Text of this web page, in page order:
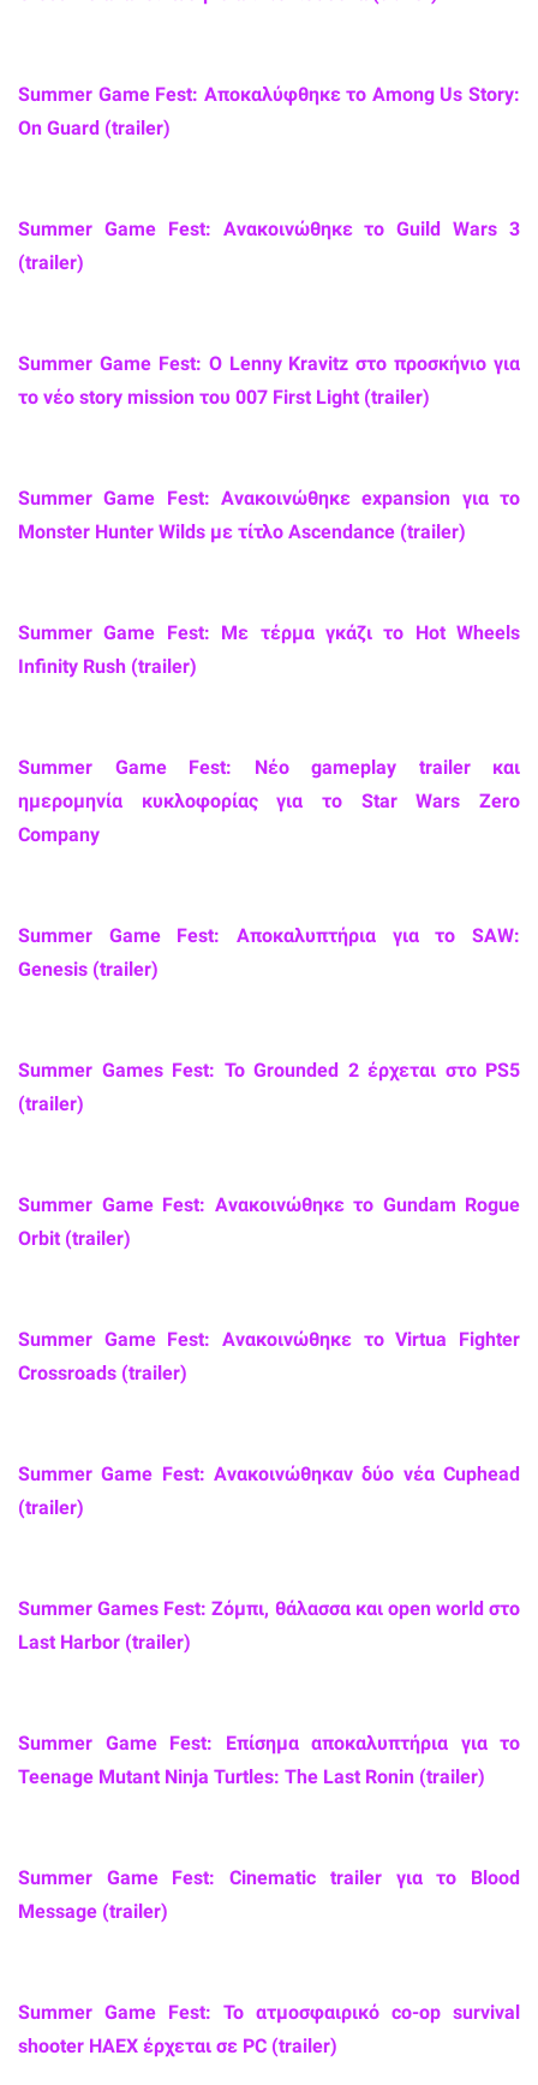
Summer Game Fest: Αποκαλύφθηκε το Among Us Story:
On Guard (trailer)
Summer Game Fest: Ανακοινώθηκε το Guild Wars 3
(trailer)
Summer Game Fest: Ο Lenny Kravitz στο προσκήνιο για
το νέο story mission του 007 First Light (trailer)
Summer Game Fest: Ανακοινώθηκε expansion για το
Monster Hunter Wilds με τίτλο Ascendance (trailer)
Summer Game Fest: Με τέρμα γκάζι το Hot Wheels
Infinity Rush (trailer)
Summer Game Fest: Νέο gameplay trailer και
ημερομηνία κυκλοφορίας για το Star Wars Zero
Company
Summer Game Fest: Αποκαλυπτήρια για το SAW:
Genesis (trailer)
Summer Games Fest: Το Grounded 2 έρχεται στο PS5
(trailer)
Summer Game Fest: Ανακοινώθηκε το Gundam Rogue
Orbit (trailer)
Summer Game Fest: Ανακοινώθηκε το Virtua Fighter
Crossroads (trailer)
Summer Game Fest: Ανακοινώθηκαν δύο νέα Cuphead
(trailer)
Summer Games Fest: Ζόμπι, θάλασσα και open world στο
Last Harbor (trailer)
Summer Game Fest: Επίσημα αποκαλυπτήρια για το
Teenage Mutant Ninja Turtles: The Last Ronin (trailer)
Summer Game Fest: Cinematic trailer για το Blood
Message (trailer)
Summer Game Fest: Το ατμοσφαιρικό co-op survival
shooter HAEX έρχεται σε PC (trailer)